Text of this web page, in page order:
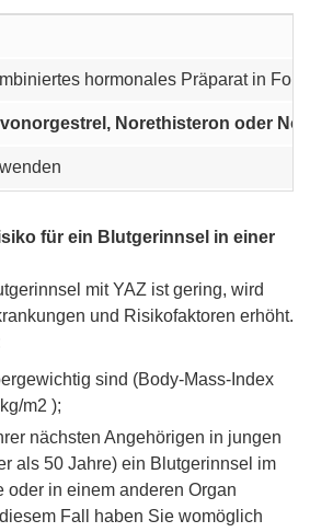
hormonales Präparat in
Norethisteron oder
für ein Blutgerinnsel in einer
mit YAZ ist gering, wird
und Risikofaktoren erhöht.
sind (Body-Mass-Index
m2 );
nächsten Angehörigen in jungen
als 50 Jahre) ein Blutgerinnsel im
oder in einem anderen Organ
Fall haben Sie womöglich